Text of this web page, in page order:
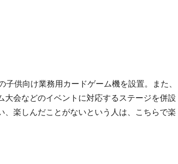
供向け業務用カードゲーム機を設置。また、
会などのイベントに対応するステージを併設
、楽しんだことがないという人は、こちらで楽